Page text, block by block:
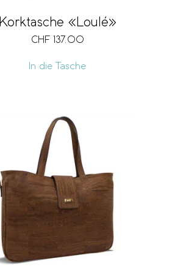
Korktasche «Loulé»
CHF 137.00
In die Tasche